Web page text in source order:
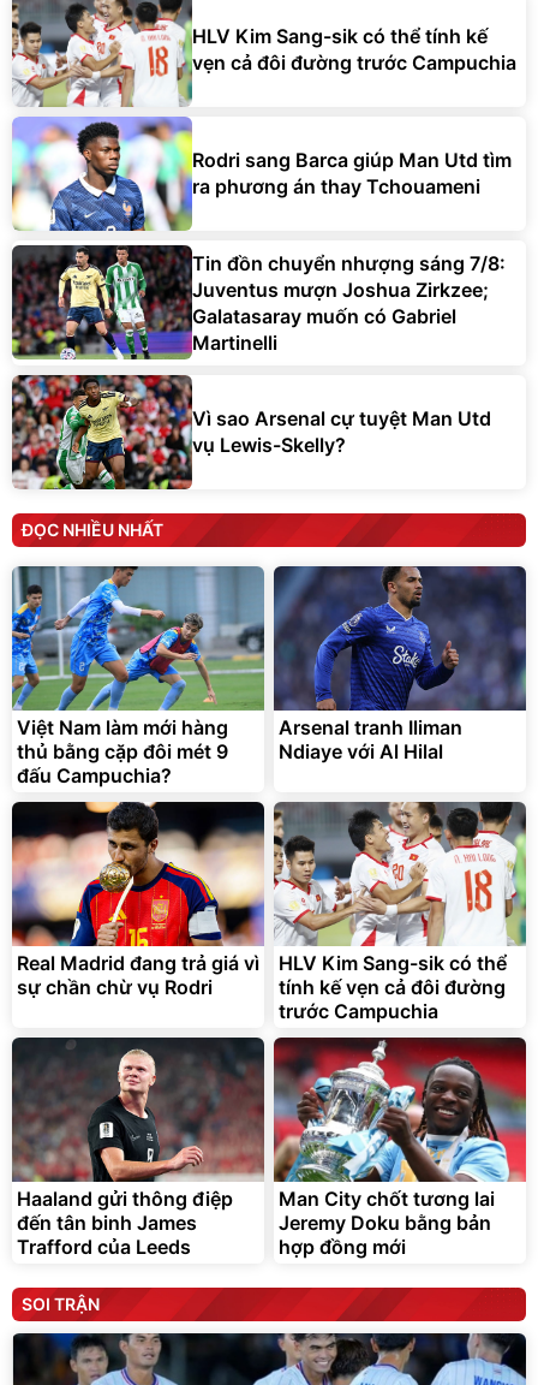
HLV Kim Sang-sik có thể tính kế
vẹn cả đôi đường trước Campuchia
Rodri sang Barca giúp Man Utd tìm
ra phương án thay Tchouameni
Tin đồn chuyển nhượng sáng 7/8:
Juventus mượn Joshua Zirkzee;
Galatasaray muốn có Gabriel
Martinelli
Vì sao Arsenal cự tuyệt Man Utd
vụ Lewis-Skelly?
ĐỌC NHIỀU NHẤT
Việt Nam làm mới hàng
thủ bằng cặp đôi mét 9
đấu Campuchia?
Arsenal tranh Iliman
Ndiaye với Al Hilal
Real Madrid đang trả giá vì
sự chần chừ vụ Rodri
HLV Kim Sang-sik có thể
tính kế vẹn cả đôi đường
trước Campuchia
Haaland gửi thông điệp
đến tân binh James
Trafford của Leeds
Man City chốt tương lai
Jeremy Doku bằng bản
hợp đồng mới
SOI TRẬN